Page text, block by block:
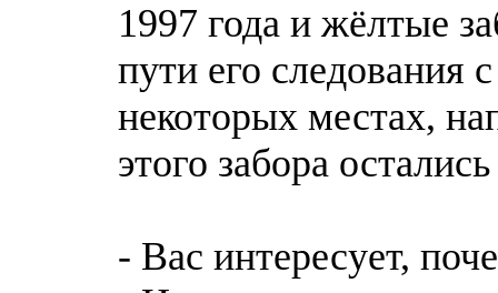
1997 года и жёлтые
пути его следования
некоторых местах,
этого забора
- Вас интересует,